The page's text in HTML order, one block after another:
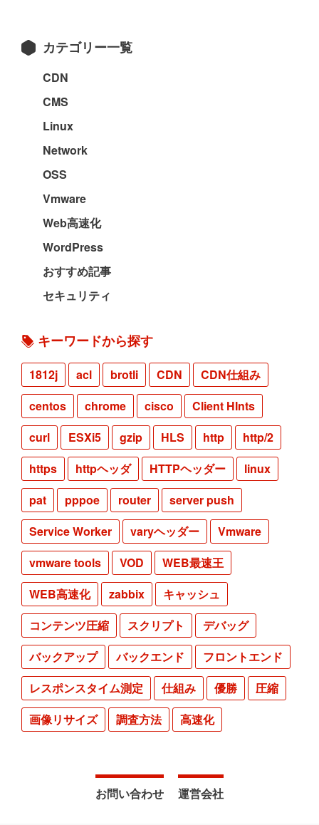
ド カテゴリー一覧
CDN
CMS
Linux
Network
OSS
Vmware
Web高速化
WordPress
おすすめ記事
セキュリティ
キーワードから探す
1812j acl brotli CDN
CDN仕組み
centos
chrome cisco
Client HInts
curl
ESXi5 gzip HLS http
http/2
https
httpヘッダ HTTPヘッダー
linux
pat
pppoe router
server push
Service Worker
varyヘッダー
Vmware
vmware tools
VOD
WEB最速王
WEB高速化
zabbix
キャッシュ
コンテンツ圧縮
スクリプト
デバッグ
バックアップ
バックエンド
フロントエンド
レスポンスタイム測定
仕組み 優勝
圧縮
画像リサイズ
調査方法 高速化
お問い合わせ 運営会社